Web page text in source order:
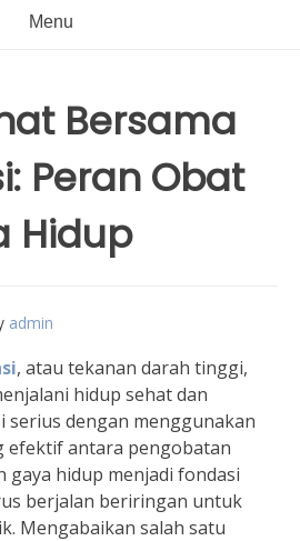
Menu
Bersama
Peran Obat
Hidup
admin
, atau tekanan darah tinggi,
hidup sehat dan
serius dengan menggunakan
efektif antara pengobatan
gaya hidup menjadi fondasi
berjalan beriringan untuk
Mengabaikan salah satu